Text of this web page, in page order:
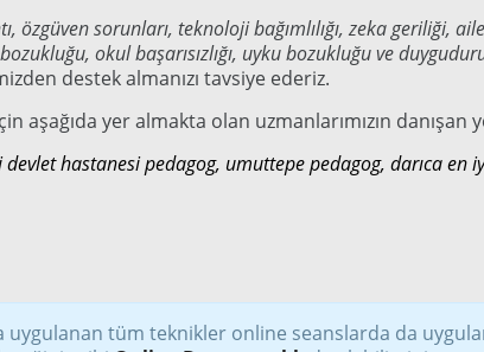
sorunları, teknoloji bağımlılığı, zeka geriliği,
okul başarısızlığı, uyku bozukluğu ve
destek almanızı tavsiye ederiz.
aşağıda yer almakta olan uzmanlarımızın danışan
hastanesi pedagog, umuttepe pedagog, darıca en
uygulanan tüm teknikler online seanslarda da